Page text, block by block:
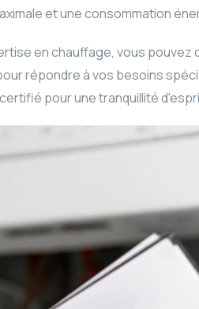
et une consommation
en chauffage, vous
répondre à vos besoins
pour une tranquillité